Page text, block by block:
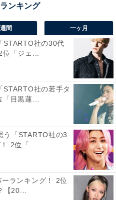
JUMP×松岡茉優／33
間 一ヶ月
STARTO社の30代
「ジェ...
STARTO社の若手タ
目黒蓮...
う「STARTO社の3
2位「...
ーランキング！ 2位
【20...